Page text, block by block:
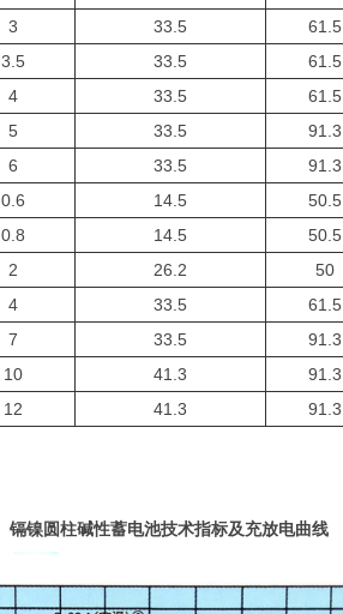
3 33.5 61.5
3.5 33.5 61.5
4 33.5 61.5
5 33.5 91.3
6 33.5 91.3
0.6 14.5 50.5
0.8 14.5 50.5
2 26.2 50
4 33.5 61.5
7 33.5 91.3
10 41.3 91.3
12 41.3 91.3
镉镍圆柱碱性蓄电池技术指标及充放电曲线